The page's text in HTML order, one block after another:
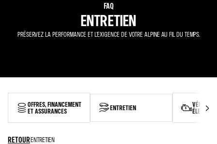
FAQ
ENTRETIEN
PRÉSERVEZ LA PERFORMANCE ET L’EXIGENCE DE VOTRE ALPINE AU FIL DU TEMPS.
RETOURENTRETIEN
OFFRES, FINANCEMENT
ET ASSURANCES
ENTRETIEN